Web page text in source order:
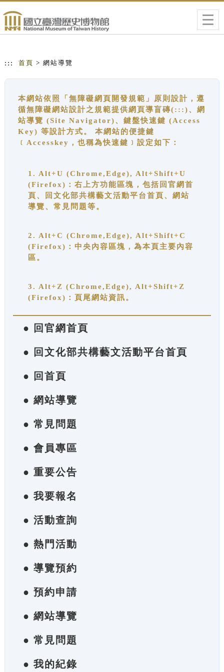
::: 首頁 > 網站導覽
本網站依照「無障礙網頁開發規範」原則設計，遵
循無障礙網站設計之規範提供網頁導盲磚(:::)、網
站導覽 (Site Navigator)、鍵盤快速鍵 (Access
Key) 等設計方式。 本網站的便捷鍵
﹝Accesskey，也稱為快速鍵﹞設定如下：
1. Alt+U (Chrome,Edge), Alt+Shift+U
(Firefox)：右上方功能區塊，包括回官網首
頁、回文化部共構藝文活動平台首頁、網站
導覽、常見問題等。
2. Alt+C (Chrome,Edge), Alt+Shift+C
(Firefox)：中央內容區塊，為本頁主要內容
區。
3. Alt+Z (Chrome,Edge), Alt+Shift+Z
(Firefox)：頁尾網站資訊。
● 回官網首頁
● 回文化部共構藝文活動平台首頁
● 回首頁
● 網站導覽
● 常見問題
● 會員專區
● 重要公告
● 我要報名
● 活動查詢
● 熱門活動
● 導覽預約
● 預約申請
● 網站導覽
● 常見問題
● 我的紀錄